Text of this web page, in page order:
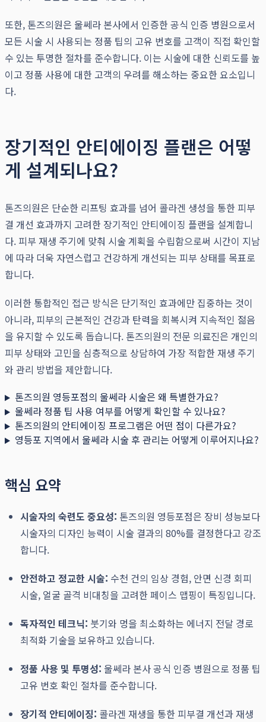
또한, 톤즈의원은 울쎄라 본사에서 인증한 공식 인증 병원으로서
모든 시술 시 사용되는 정품 팁의 고유 번호를 고객이 직접 확인할
수 있는 투명한 절차를 준수합니다. 이는 시술에 대한 신뢰도를 높
이고 정품 사용에 대한 고객의 우려를 해소하는 중요한 요소입니
다.
장기적인 안티에이징 플랜은 어떻
게 설계되나요?
톤즈의원은 단순한 리프팅 효과를 넘어 콜라겐 생성을 통한 피부
결 개선 효과까지 고려한 장기적인 안티에이징 플랜을 설계합니
다. 피부 재생 주기에 맞춰 시술 계획을 수립함으로써 시간이 지남
에 따라 더욱 자연스럽고 건강하게 개선되는 피부 상태를 목표로
합니다.
이러한 통합적인 접근 방식은 단기적인 효과에만 집중하는 것이
아니라, 피부의 근본적인 건강과 탄력을 회복시켜 지속적인 젊음
을 유지할 수 있도록 돕습니다. 톤즈의원의 전문 의료진은 개인의
피부 상태와 고민을 심층적으로 상담하여 가장 적합한 재생 주기
와 관리 방법을 제안합니다.
톤즈의원 영등포점의 울쎄라 시술은 왜 특별한가요?
울쎄라 정품 팁 사용 여부를 어떻게 확인할 수 있나요?
톤즈의원의 안티에이징 프로그램은 어떤 점이 다른가요?
영등포 지역에서 울쎄라 시술 후 관리는 어떻게 이루어지나요?
핵심 요약
시술자의 숙련도 중요성: 톤즈의원 영등포점은 장비 성능보다
시술자의 디자인 능력이 시술 결과의 80%를 결정한다고 강조
합니다.
안전하고 정교한 시술: 수천 건의 임상 경험, 안면 신경 회피
시술, 얼굴 골격 비대칭을 고려한 페이스 맵핑이 특징입니다.
독자적인 테크닉: 붓기와 멍을 최소화하는 에너지 전달 경로
최적화 기술을 보유하고 있습니다.
정품 사용 및 투명성: 울쎄라 본사 공식 인증 병원으로 정품 팁
고유 번호 확인 절차를 준수합니다.
장기적 안티에이징: 콜라겐 재생을 통한 피부결 개선과 재생